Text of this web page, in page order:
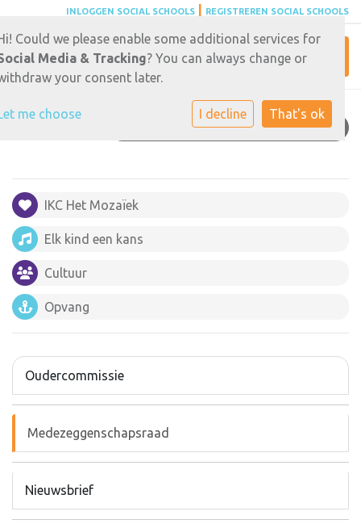
INLOGGEN SOCIAL SCHOOLS REGISTREREN SOCIAL SCHOOLS
MEDEZEGGENSCHAPSRAAD
IKC Het Mozaïek
Elk kind een kans
Cultuur
Opvang
Oudercommissie
Medezeggenschapsraad
Nieuwsbrief
Could we please enable some additional services for
Media & Tracking? You can always change or
your consent later.
me choose I decline That's ok